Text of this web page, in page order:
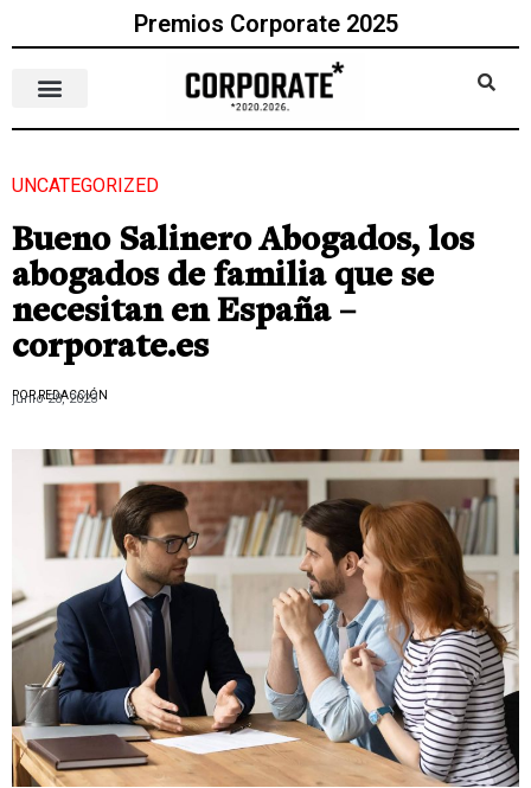
Premios Corporate 2025
UNCATEGORIZED
Bueno Salinero Abogados, los
abogados de familia que se
necesitan en España –
corporate.es
POR REDACCIÓN
junio 28, 2023